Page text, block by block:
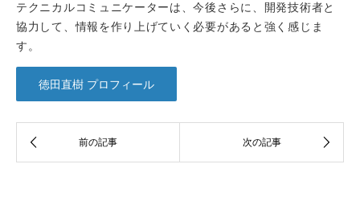
テクニカルコミュニケーターは、今後さらに、開発技術者と
協力して、情報を作り上げていく必要があると強く感じま
す。
徳田直樹 プロフィール